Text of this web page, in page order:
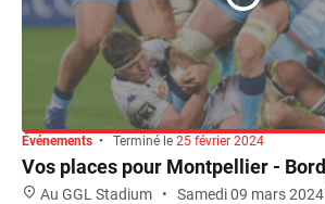
Événements • Terminé le 25 février 2024
Vos places pour Montpellier -
Au GGL Stadium •
Samedi 09 mars